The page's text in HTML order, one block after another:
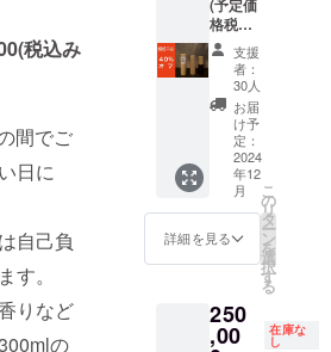
税込み
間でご
日に
自己負
す。
りなど
の
(予定価
格税抜)
の40％
オフ
１０本
セッ
ト 送
料・消
費税込
支援
者：
30人
お届
け予
定：
2024
年12
月
詳細を見る
こ
の
リ
タ
ー
ン
を
選
択
す
る
250
,00 在庫な
し